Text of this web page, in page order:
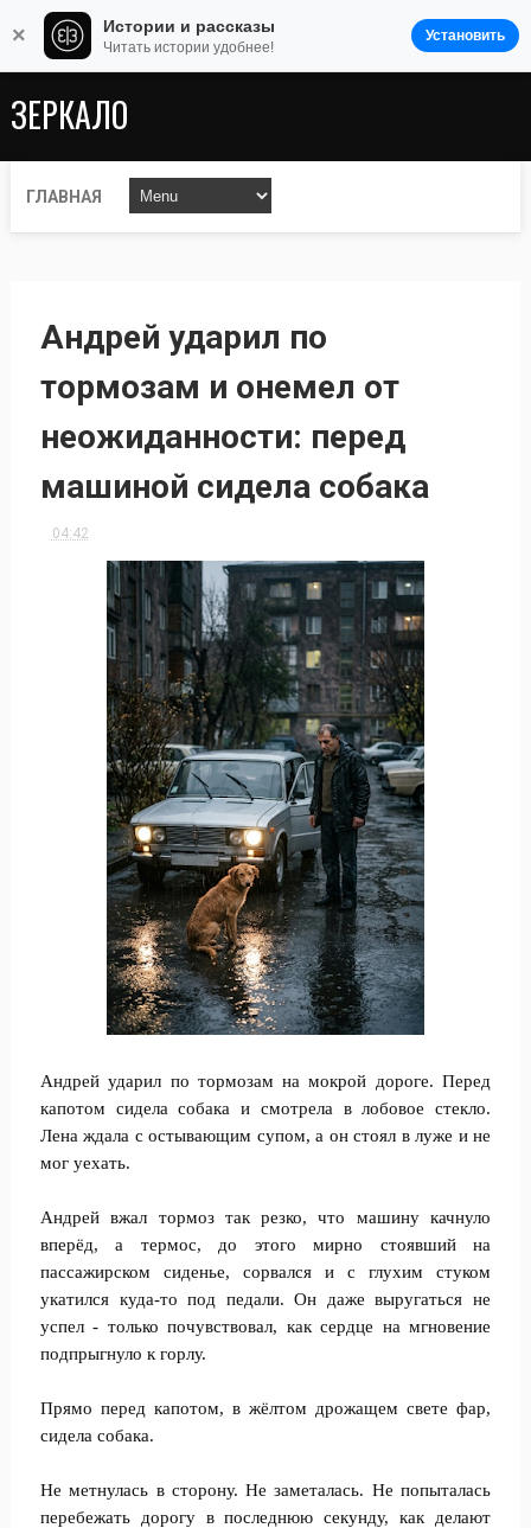
ЗЕРКАЛО
ГЛАВНАЯ
Андрей ударил по
тормозам и онемел от
неожиданности: перед
машиной сидела собака
04:42
Андрей ударил по тормозам на мокрой дороге. Перед
капотом сидела собака и смотрела в лобовое стекло.
Лена ждала с остывающим супом, а он стоял в луже и не
мог уехать.
Андрей вжал тормоз так резко, что машину качнуло
вперёд, а термос, до этого мирно стоявший на
пассажирском сиденье, сорвался и с глухим стуком
укатился куда-то под педали. Он даже выругаться не
успел - только почувствовал, как сердце на мгновение
подпрыгнуло к горлу.
Прямо перед капотом, в жёлтом дрожащем свете фар,
сидела собака.
Не метнулась в сторону. Не заметалась. Не попыталась
перебежать дорогу в последнюю секунду, как делают
× Истории и рассказы
Читать истории удобнее!
Установить